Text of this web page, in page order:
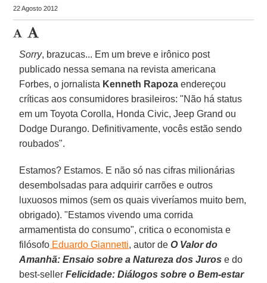
22 Agosto 2012
Sorry, brazucas... Em um breve e irônico post
publicado nessa semana na revista americana
Forbes, o jornalista Kenneth Rapoza endereçou
críticas aos consumidores brasileiros: "Não há status
em um Toyota Corolla, Honda Civic, Jeep Grand ou
Dodge Durango. Definitivamente, vocês estão sendo
roubados".
Estamos? Estamos. E não só nas cifras milionárias
desembolsadas para adquirir carrões e outros
luxuosos mimos (sem os quais viveríamos muito bem,
obrigado). "Estamos vivendo uma corrida
armamentista do consumo", critica o economista e
filósofo Eduardo Giannetti, autor deO Valor do
Amanhã: Ensaio sobre a Natureza dos Juros e do
best-sellerFelicidade: Diálogos sobre o Bem-estar